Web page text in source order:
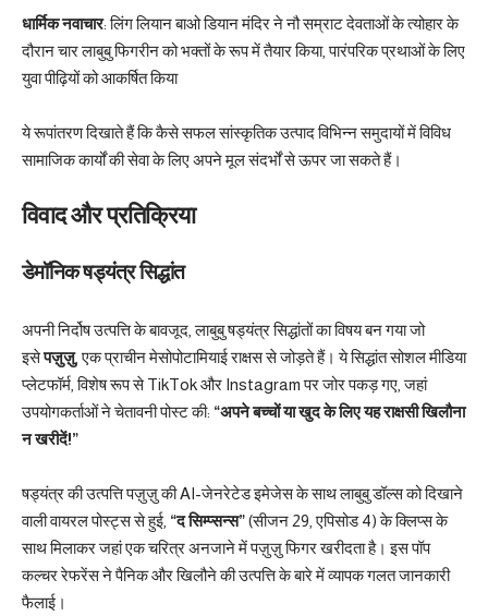
धार्मिक नवाचार: लिंग लियान बाओ डियान मंदिर ने नौ सम्राट देवताओं के त्योहार के
दौरान चार लाबुबु फिगरीन को भक्तों के रूप में तैयार किया, पारंपरिक प्रथाओं के लिए
युवा पीढ़ियों को आकर्षित किया
ये रूपांतरण दिखाते हैं कि कैसे सफल सांस्कृतिक उत्पाद विभिन्न समुदायों में विविध
सामाजिक कार्यों की सेवा के लिए अपने मूल संदर्भों से ऊपर जा सकते हैं।
विवाद और प्रतिक्रिया
डेमॉनिक षड्यंत्र सिद्धांत
अपनी निर्दोष उत्पत्ति के बावजूद, लाबुबु षड्यंत्र सिद्धांतों का विषय बन गया जो
इसेपज़ुज़ु, एक प्राचीन मेसोपोटामियाई राक्षस से जोड़ते हैं। ये सिद्धांत सोशल मीडिया
प्लेटफॉर्म, विशेष रूप से TikTok और Instagram पर जोर पकड़ गए, जहां
उपयोगकर्ताओं ने चेतावनी पोस्ट की: “अपने बच्चों या खुद के लिए यह राक्षसी खिलौना
न खरीदें!”
षड्यंत्र की उत्पत्ति पज़ुज़ु की AI-जेनरेटेड इमेजेस के साथ लाबुबु डॉल्स को दिखाने
वाली वायरल पोस्ट्स से हुई, “द सिम्प्सन्स”(सीजन 29, एपिसोड 4) के क्लिप्स के
साथ मिलाकर जहां एक चरित्र अनजाने में पज़ुज़ु फिगर खरीदता है। इस पॉप
कल्चर रेफरेंस ने पैनिक और खिलौने की उत्पत्ति के बारे में व्यापक गलत जानकारी
फैलाई।